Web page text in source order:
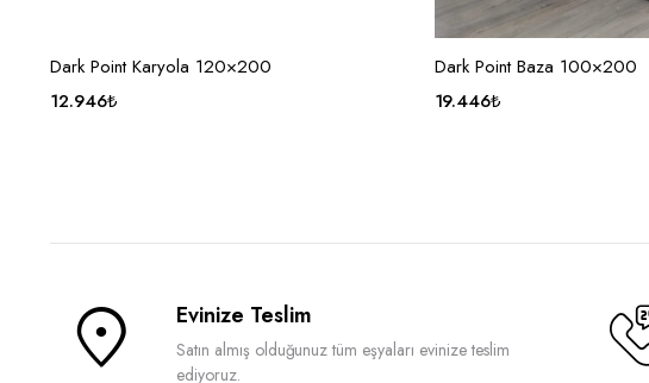
SEPETE EKLE
Dark Point Karyola 120×200
12.946₺
SEPETE EKLE
Dark Point Baza 100×200
19.446₺
Evinize Teslim
Satın almış olduğunuz tüm eşyaları evinize teslim
ediyoruz.